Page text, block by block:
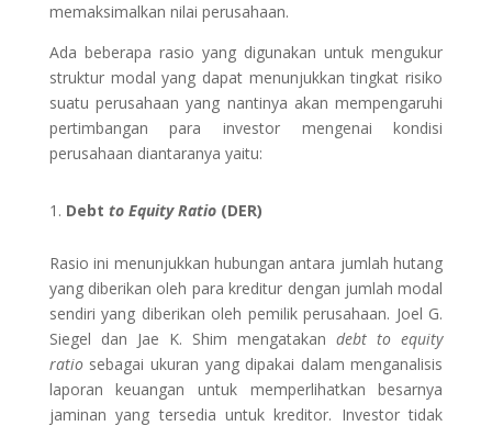
memaksimalkan nilai perusahaan.
Ada beberapa rasio yang digunakan untuk mengukur
struktur modal yang dapat menunjukkan tingkat risiko
suatu perusahaan yang nantinya akan mempengaruhi
pertimbangan para investor mengenai kondisi
perusahaan diantaranya yaitu:
Debt to Equity Ratio(DER)
Rasio ini menunjukkan hubungan antara jumlah hutang
yang diberikan oleh para kreditur dengan jumlah modal
sendiri yang diberikan oleh pemilik perusahaan. Joel G.
Siegel dan Jae K. Shim mengatakandebt to equity
ratio sebagai ukuran yang dipakai dalam menganalisis
laporan keuangan untuk memperlihatkan besarnya
jaminan yang tersedia untuk kreditor. Investor tidak